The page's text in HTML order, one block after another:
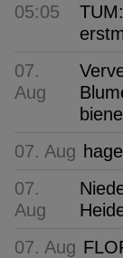
05:05
07.
Aug
07. Aug
07.
Aug
07. Aug